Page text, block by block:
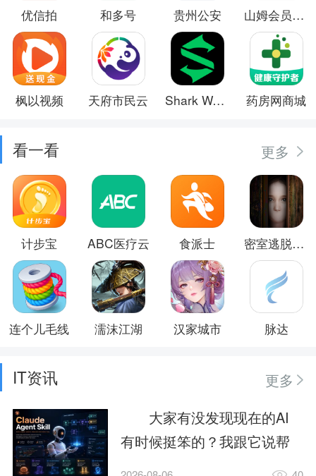
优信拍 和多号 贵州公安 山姆会员商店
枫以视频 天府市民云 Shark Wear 药房网商城
看一看 更多
计步宝 ABC医疗云 食派士 密室逃脱逃出办公室3
连个儿毛线 濡沫江湖 汉家城市 脉达
IT资讯
更多
大家有没发现现在的AI
有时候挺笨的？我跟它说帮
我订个明天早上的闹钟，它